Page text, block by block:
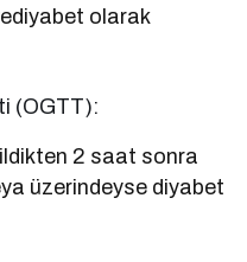
olarak
(OGTT):
2 saat sonra
üzerindeyse diyabet